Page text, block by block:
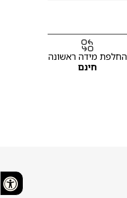
החלפת מידה ראשונה
חינם